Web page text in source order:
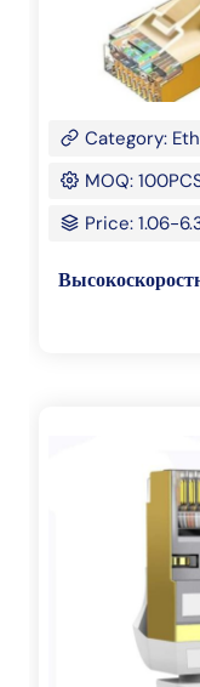
Category:
MOQ:
Price: 1.06-